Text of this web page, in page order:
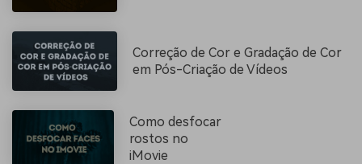
Correção de Cor e Gradação de Cor
em Pós-Criação de Vídeos
Como desfocar
rostos no
iMovie